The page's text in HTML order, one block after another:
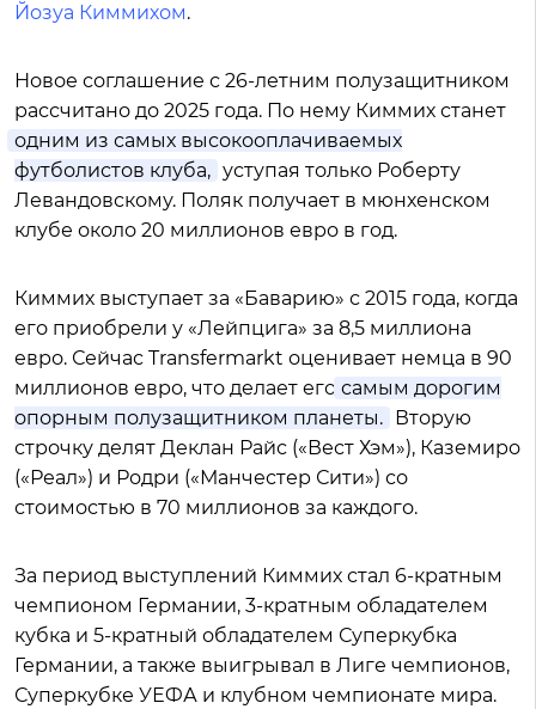
Йозуа Киммихом.
Новое соглашение с 26-летним полузащитником
рассчитано до 2025 года. По нему Киммих станет
одним из самых высокооплачиваемых
футболистов клуба, уступая только Роберту
Левандовскому. Поляк получает в мюнхенском
клубе около 20 миллионов евро в год.
Киммих выступает за «Баварию» с 2015 года, когда
его приобрели у «Лейпцига» за 8,5 миллиона
евро. Сейчас Transfermarkt оценивает немца в 90
миллионов евро, что делает его самым дорогим
опорным полузащитником планеты.
Вторую
строчку делят Деклан Райс («Вест Хэм»), Каземиро
(«Реал») и Родри («Манчестер Сити») со
стоимостью в 70 миллионов за каждого.
За период выступлений Киммих стал 6-кратным
чемпионом Германии, 3-кратным обладателем
кубка и 5-кратный обладателем Суперкубка
Германии, а также выигрывал в Лиге чемпионов,
Суперкубке УЕФА и клубном чемпионате мира.